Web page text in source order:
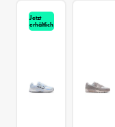
Jetzt
erhältlich